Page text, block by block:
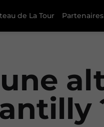
de La Tour Partenaires